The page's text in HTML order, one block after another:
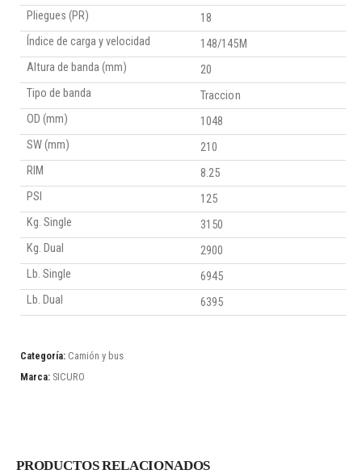
Pliegues (PR)
18
Índice de carga y velocidad
148/145M
Altura de banda (mm)
20
Tipo de banda
Traccion
OD (mm)
1048
SW (mm)
210
RIM
8.25
PSI
125
Kg. Single
3150
Kg. Dual
2900
Lb. Single
6945
Lb. Dual
6395
Categoría: Camión y bus
Marca: SICURO
PRODUCTOS RELACIONADOS